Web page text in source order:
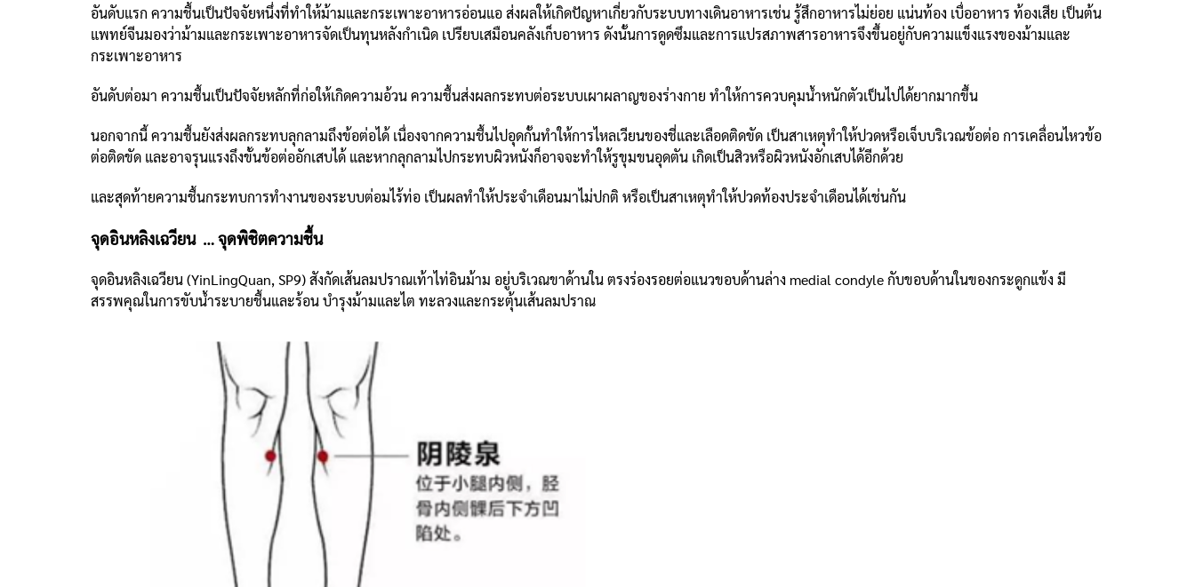
อันดับแรก ความชื้นเป็นปัจจัยหนึ่งที่ทำให้ม้ามและกระเพาะอาหารอ่อนแอ ส่งผลให้เกิดปัญหาเกี่ยวกับระบบทางเดินอาหารเช่น รู้สึกอาหารไม่ย่อย แน่นท้อง เบื่ออาหาร ท้องเสีย เป็นต้น
แพทย์จีนมองว่าม้ามและกระเพาะอาหารจัดเป็นทุนหลังกำเนิด เปรียบเสมือนคลังเก็บอาหาร ดังนั้นการดูดซึมและการแปรสภาพสารอาหารจึงขึ้นอยู่กับความแข็งแรงของม้ามและ
กระเพาะอาหาร
อันดับต่อมา ความชื้นเป็นปัจจัยหลักที่ก่อให้เกิดความอ้วน ความชื้นส่งผลกระทบต่อระบบเผาผลาญของร่างกาย ทำให้การควบคุมน้ำหนักตัวเป็นไปได้ยากมากขึ้น
นอกจากนี้ ความชื้นยังส่งผลกระทบลุกลามถึงข้อต่อได้ เนื่องจากความชื้นไปอุดกั้นทำให้การไหลเวียนของชี่และเลือดติดขัด เป็นสาเหตุทำให้ปวดหรือเจ็บบริเวณข้อต่อ การเคลื่อนไหวข้อ
ต่อติดขัด และอาจรุนแรงถึงขั้นข้อต่ออักเสบได้ และหากลุกลามไปกระทบผิวหนังก็อาจจะทำให้รูขุมขนอุดตัน เกิดเป็นสิวหรือผิวหนังอักเสบได้อีกด้วย
และสุดท้ายความชื้นกระทบการทำงานของระบบต่อมไร้ท่อ เป็นผลทำให้ประจำเดือนมาไม่ปกติ หรือเป็นสาเหตุทำให้ปวดท้องประจำเดือนได้เช่นกัน
จุดอินหลิงเฉวียน … จุดพิชิตความชื้น
จุดอินหลิงเฉวียน (YinLingQuan, SP9) สังกัดเส้นลมปราณเท้าไท่อินม้าม อยู่บริเวณขาด้านใน ตรงร่องรอยต่อแนวขอบด้านล่าง medial condyle กับขอบด้านในของกระดูกแข้ง มี
สรรพคุณในการขับน้ำระบายชื้นและร้อน บำรุงม้ามและไต ทะลวงและกระตุ้นเส้นลมปราณ